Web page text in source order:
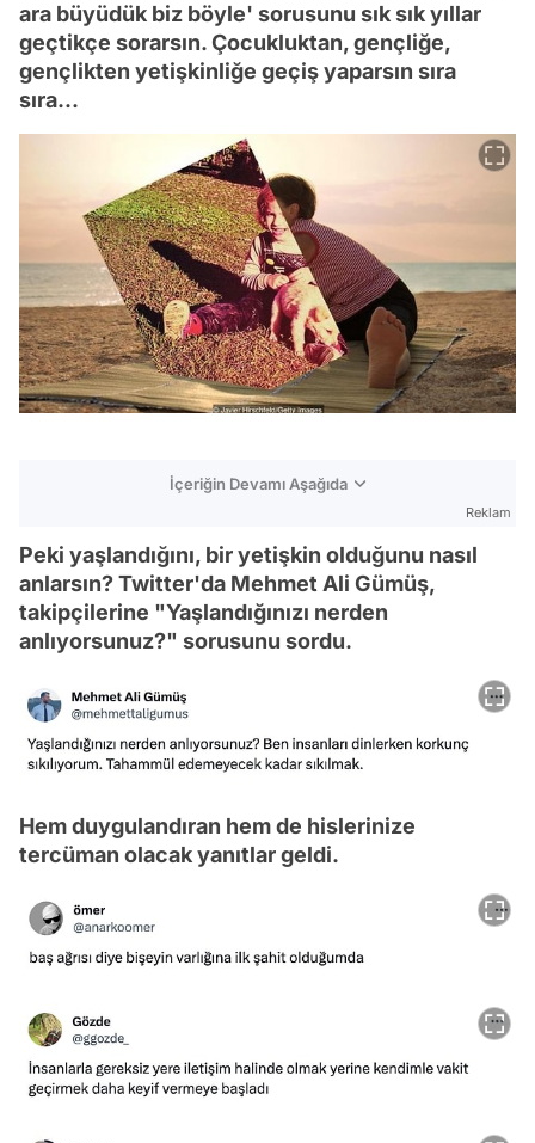
ara büyüdük biz böyle' sorusunu sık sık yıllar
geçtikçe sorarsın. Çocukluktan, gençliğe,
gençlikten yetişkinliğe geçiş yaparsın sıra
sıra...
İçeriğin Devamı Aşağıda
Reklam
Peki yaşlandığını, bir yetişkin olduğunu nasıl
anlarsın? Twitter'da Mehmet Ali Gümüş,
takipçilerine "Yaşlandığınızı nerden
anlıyorsunuz?" sorusunu sordu.
Hem duygulandıran hem de hislerinize
tercüman olacak yanıtlar geldi.